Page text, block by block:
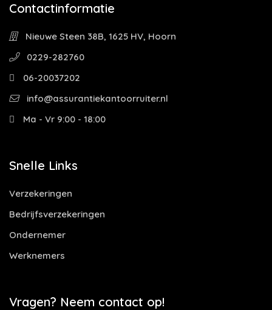
Contactinformatie
Nieuwe Steen 38B, 1625 HV, Hoorn
0229-282760
06-20037202
info@assurantiekantoorruiter.nl
Ma - Vr 9:00 - 18:00
Snelle Links
Verzekeringen
Bedrijfsverzekeringen
Ondernemer
Werknemers
Vragen? Neem contact op!